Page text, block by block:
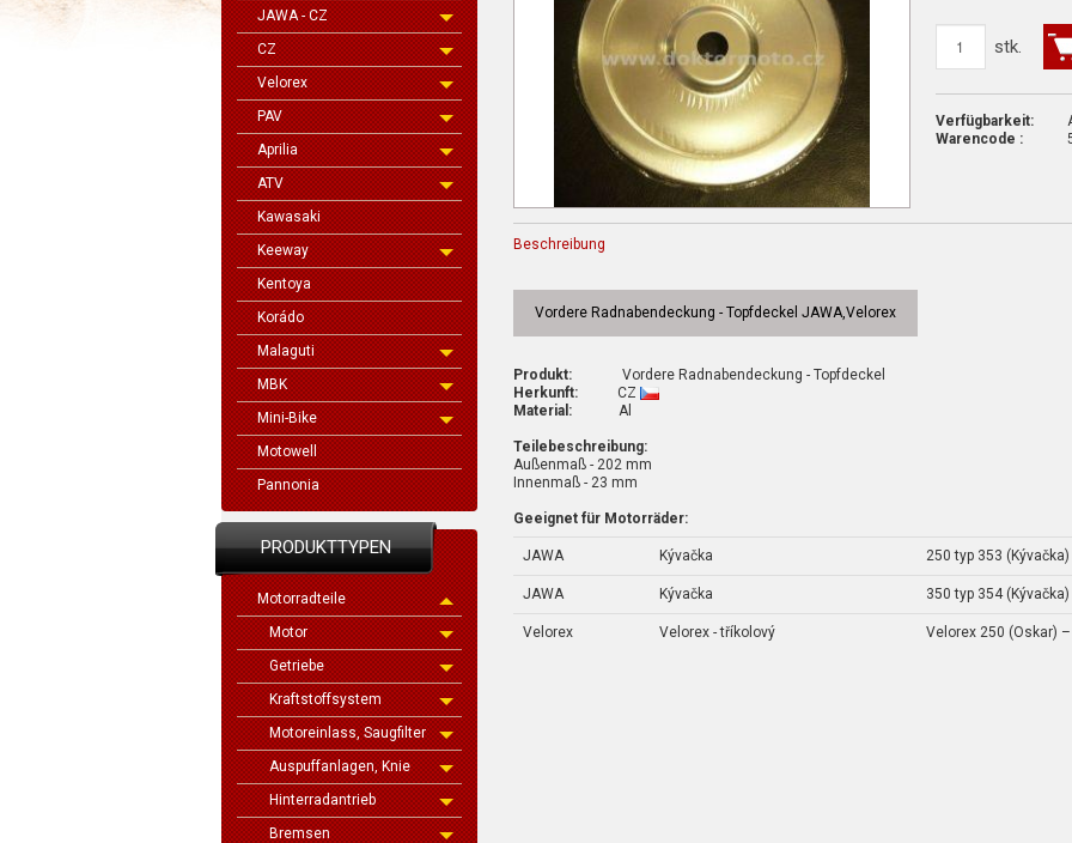
JAWA - CZ
CZ
Velorex
PAV
Aprilia
ATV
Kawasaki
Keeway
Kentoya
Korádo
Malaguti
MBK
Mini-Bike
Motowell
Pannonia
PRODUKTTYPEN
Motorradteile
Motor
Getriebe
Kraftstoffsystem
Motoreinlass, Saugfilter
Auspuffanlagen, Knie
Hinterradantrieb
Bremsen
stk.
Verfügbarkeit:
Warencode :
Beschreibung
Vordere Radnabendeckung - Topfdeckel JAWA,Velorex
Produkt: Vordere Radnabendeckung - Topfdeckel
Herkunft: CZ
Material: Al
Teilebeschreibung:
Außenmaß - 202 mm
Innenmaß - 23 mm
Geeignet für Motorräder:
JAWA Kývačka 250 typ 353 (Kývačka)
JAWA Kývačka 350 typ 354 (Kývačka)
Velorex Velorex - tříkolový Velorex 250 (Oskar)